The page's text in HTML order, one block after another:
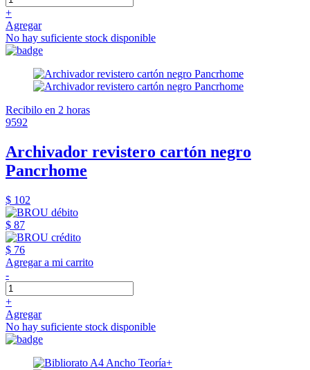
+
Agregar
No hay suficiente stock disponible
Recibilo en 2 horas
9592
Archivador revistero cartón negro
Pancrhome
$ 102
$ 87
$ 76
Agregar a mi carrito
-
+
Agregar
No hay suficiente stock disponible